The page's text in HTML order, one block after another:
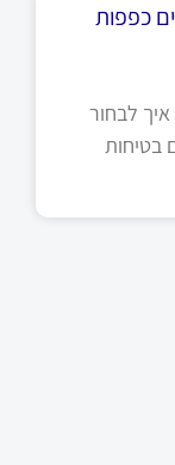
כפפות
לבחור
בטיחות